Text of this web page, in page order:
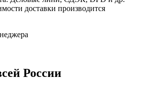
доставки производится
России